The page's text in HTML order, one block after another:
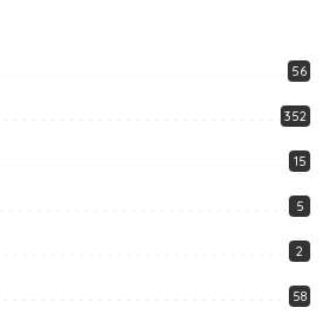
56
352
15
5
2
58